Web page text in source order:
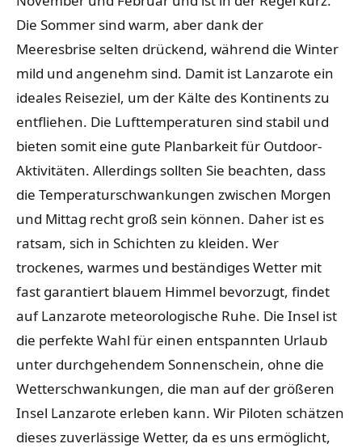
Die Sommer sind warm, aber dank der
Meeresbrise selten drückend, während die Winter
mild und angenehm sind. Damit ist Lanzarote ein
ideales Reiseziel, um der Kälte des Kontinents zu
entfliehen. Die Lufttemperaturen sind stabil und
bieten somit eine gute Planbarkeit für Outdoor-
Aktivitäten. Allerdings sollten Sie beachten, dass
die Temperaturschwankungen zwischen Morgen
und Mittag recht groß sein können. Daher ist es
ratsam, sich in Schichten zu kleiden. Wer
trockenes, warmes und beständiges Wetter mit
fast garantiert blauem Himmel bevorzugt, findet
auf Lanzarote meteorologische Ruhe. Die Insel ist
die perfekte Wahl für einen entspannten Urlaub
unter durchgehendem Sonnenschein, ohne die
Wetterschwankungen, die man auf der größeren
Insel Lanzarote erleben kann. Wir Piloten schätzen
dieses zuverlässige Wetter, da es uns ermöglicht,